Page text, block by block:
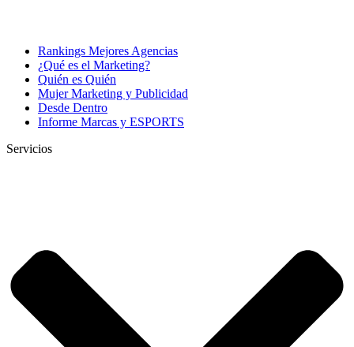
Rankings Mejores Agencias
¿Qué es el Marketing?
Quién es Quién
Mujer Marketing y Publicidad
Desde Dentro
Informe Marcas y ESPORTS
Servicios